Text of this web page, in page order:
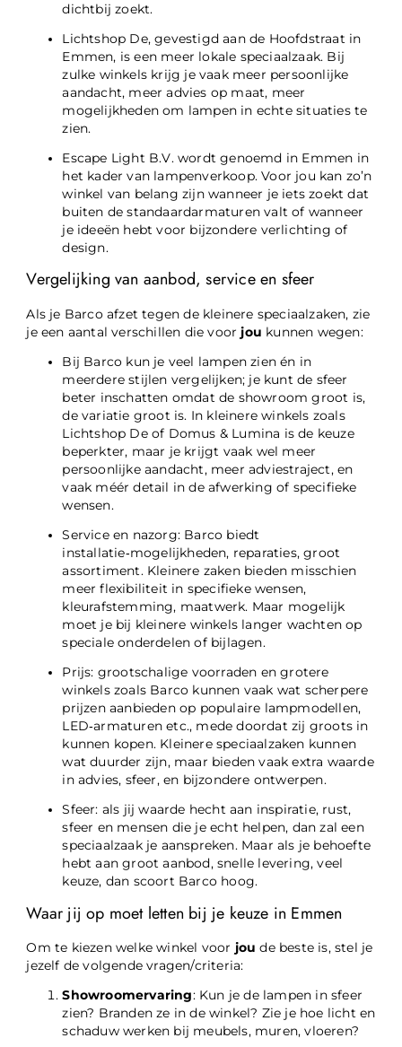
dichtbij zoekt.
Lichtshop De, gevestigd aan de Hoofdstraat in
Emmen, is een meer lokale speciaalzaak. Bij
zulke winkels krijg je vaak meer persoonlijke
aandacht, meer advies op maat, meer
mogelijkheden om lampen in echte situaties te
zien.
Escape Light B.V. wordt genoemd in Emmen in
het kader van lampenverkoop. Voor jou kan zo’n
winkel van belang zijn wanneer je iets zoekt dat
buiten de standaardarmaturen valt of wanneer
je ideeën hebt voor bijzondere verlichting of
design.
Vergelijking van aanbod, service en sfeer
Als je Barco afzet tegen de kleinere speciaalzaken, zie
je een aantal verschillen die voor jou kunnen wegen:
Bij Barco kun je veel lampen zien én in
meerdere stijlen vergelijken; je kunt de sfeer
beter inschatten omdat de showroom groot is,
de variatie groot is. In kleinere winkels zoals
Lichtshop De of Domus & Lumina is de keuze
beperkter, maar je krijgt vaak wel meer
persoonlijke aandacht, meer adviestraject, en
vaak méér detail in de afwerking of specifieke
wensen.
Service en nazorg: Barco biedt
installatie‑mogelijkheden, reparaties, groot
assortiment. Kleinere zaken bieden misschien
meer flexibiliteit in specifieke wensen,
kleurafstemming, maatwerk. Maar mogelijk
moet je bij kleinere winkels langer wachten op
speciale onderdelen of bijlagen.
Prijs: grootschalige voorraden en grotere
winkels zoals Barco kunnen vaak wat scherpere
prijzen aanbieden op populaire lampmodellen,
LED‑armaturen etc., mede doordat zij groots in
kunnen kopen. Kleinere speciaalzaken kunnen
wat duurder zijn, maar bieden vaak extra waarde
in advies, sfeer, en bijzondere ontwerpen.
Sfeer: als jij waarde hecht aan inspiratie, rust,
sfeer en mensen die je echt helpen, dan zal een
speciaalzaak je aanspreken. Maar als je behoefte
hebt aan groot aanbod, snelle levering, veel
keuze, dan scoort Barco hoog.
Waar jij op moet letten bij je keuze in Emmen
Om te kiezen welke winkel voor jou de beste is, stel je
jezelf de volgende vragen/criteria:
Showroomervaring: Kun je de lampen in sfeer
zien? Branden ze in de winkel? Zie je hoe licht en
schaduw werken bij meubels, muren, vloeren?